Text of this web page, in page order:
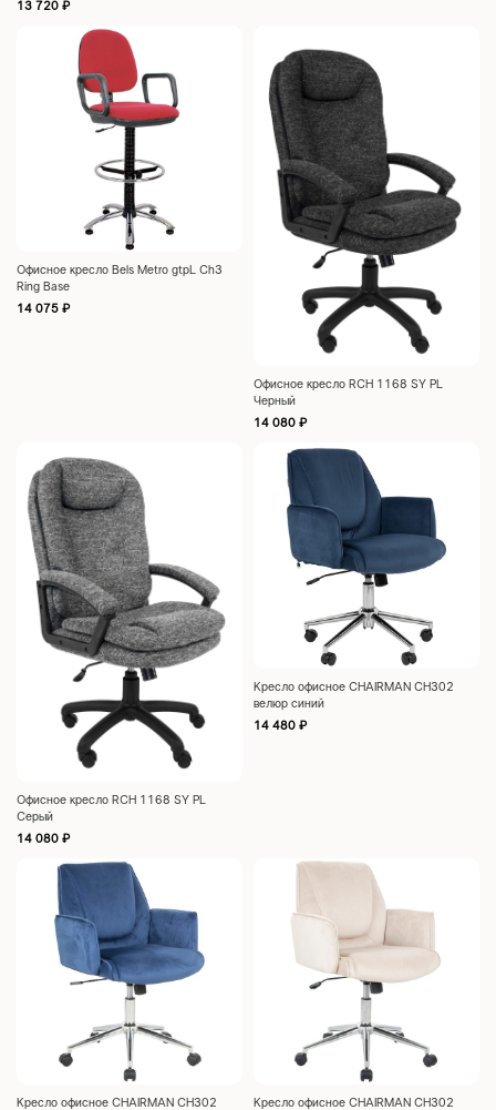
13 720 ₽
Офисное кресло Bels Metro gtpL Ch3
Ring Base
14 075 ₽
Офисное кресло RCH 1168 SY PL
Черный
14 080 ₽
Офисное кресло RCH 1168 SY PL
Серый
14 080 ₽
Кресло офисное CHAIRMAN CH302
велюр синий
14 480 ₽
Кресло офисное CHAIRMAN CH302
Кресло офисное CHAIRMAN CH302